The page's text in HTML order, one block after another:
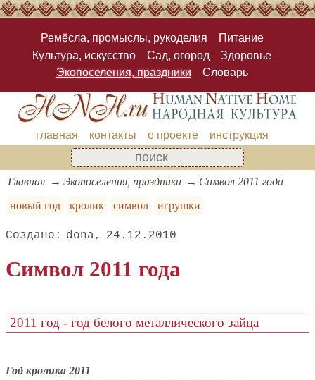
Ремёсла, промыслы, рукоделия
Питание
Культура, искусство
Сад, огород
Здоровье
Экопоселения, праздники
Словарь
главная контакты о проекте инструкция
Главная Экопоселения, праздники
Символ 2011 года
новый год
кролик символ игрушки
dona 24.12.2010
Символ 2011 года
2011 год - год белого металлического зайца
Год кролика 2011